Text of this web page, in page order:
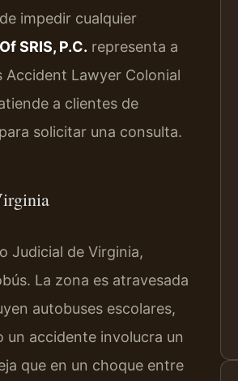
impedir cualquier
SRIS, P.C. representa a
Lawyer Colonial
a clientes de
para solicitar una consulta.
Judicial de Virginia,
La zona es atravesada
autobuses escolares,
un accidente involucra un
que en un choque entre